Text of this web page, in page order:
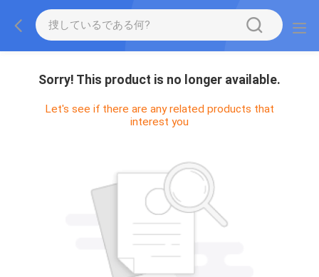
Sorry! This product is no longer available.
Let's see if there are any related products that
interest you